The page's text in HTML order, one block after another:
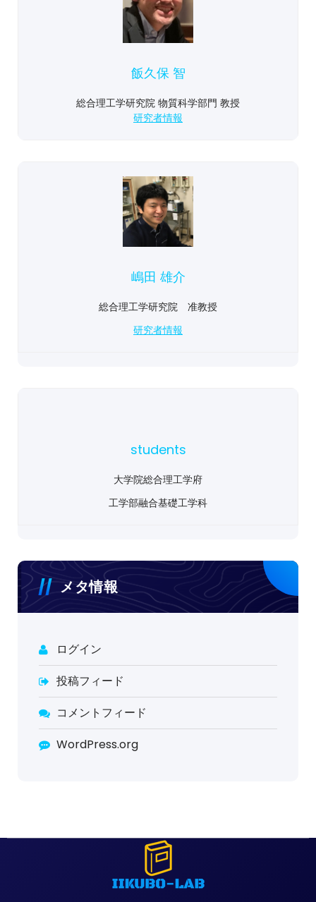
飯久保 智
総合理工学研究院 物質科学部門 教授
研究者情報
嶋田 雄介
総合理工学研究院 准教授
研究者情報
students
大学院総合理工学府
工学部融合基礎工学科
メタ情報
ログイン
投稿フィード
コメントフィード
WordPress.org